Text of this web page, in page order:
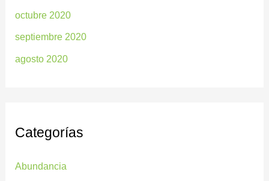
octubre 2020
septiembre 2020
agosto 2020
Categorías
Abundancia